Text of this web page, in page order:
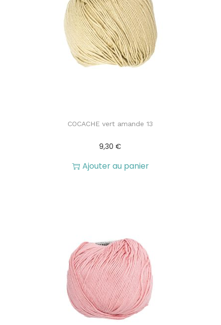
COCACHE vert amande 13
9,30€
Ajouter au panier